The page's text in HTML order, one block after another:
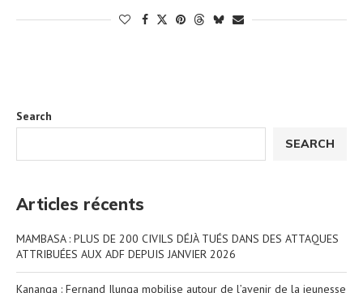
Search
SEARCH
Articles récents
MAMBASA : PLUS DE 200 CIVILS DÉJÀ TUÉS DANS DES ATTAQUES
ATTRIBUÉES AUX ADF DEPUIS JANVIER 2026
Kananga : Fernand Ilunga mobilise autour de l’avenir de la jeunesse